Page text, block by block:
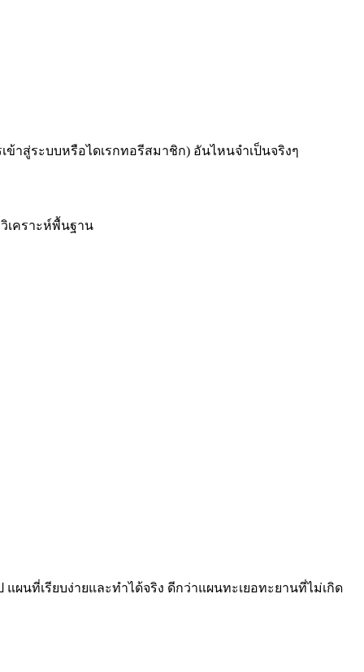
าสู่ระบบหรือไดเรกทอรีสมาชิก) อันไหนจำเป็นจริงๆ
เคราะห์พื้นฐาน
นที่เรียบง่ายและทำได้จริง ดีกว่าแผนทะเยอทะยานที่ไม่เกิด